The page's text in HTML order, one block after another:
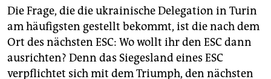
Die Frage, die die ukrainische Delegation in Turin
am häufigsten gestellt bekommt, ist die nach dem
Ort des nächsten ESC: Wo wollt ihr den ESC dann
ausrichten? Denn das Siegesland eines ESC
verpflichtet sich mit dem Triumph, den nächsten